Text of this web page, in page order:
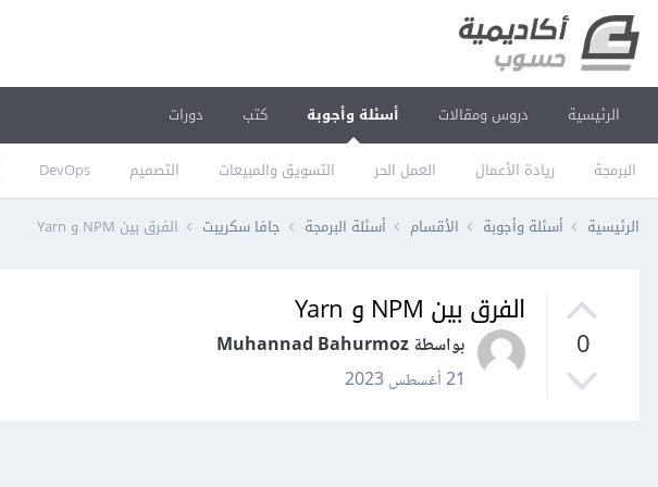
الرئيسية دروس ومقالات أسئلة وأجوبة
البرمجة ريادة الأعمال العمل الحر التسويق والمبيعات التصميم DevOps
كتب دورات
الرئيسية أسئلة وأجوبة الأقسام أسئلة البرمجة جافا سكريبت الفرق بين NPM و Yarn
0
الفرق بين NPM و Yarn
بواسطة Muhannad Bahurmoz
21 أغسطس 2023